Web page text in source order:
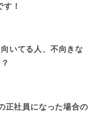
！
いてる人、不向きな
正社員になった場合の